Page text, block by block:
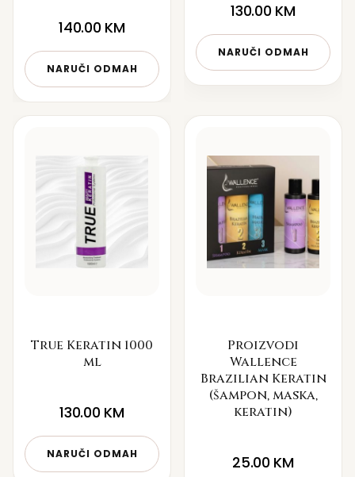
140.00 KM
NARUČI ODMAH
130.00 KM
NARUČI ODMAH
True Keratin 1000
ml
130.00 KM
NARUČI ODMAH
Proizvodi
Wallence
Brazilian Keratin
(šampon, maska,
keratin)
25.00 KM